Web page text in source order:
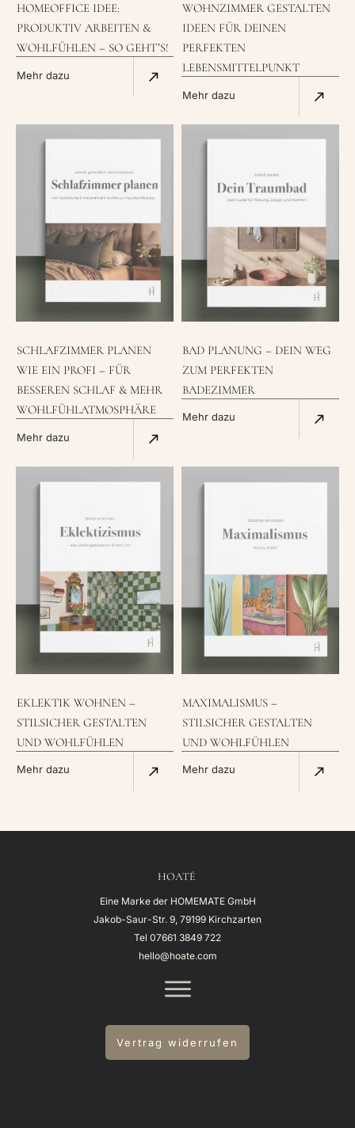
HOMEOFFICE IDEE:
PRODUKTIV ARBEITEN &
WOHLFÜHLEN – SO GEHT’S!
Mehr dazu
WOHNZIMMER GESTALTEN
IDEEN FÜR DEINEN
PERFEKTEN
LEBENSMITTELPUNKT
Mehr dazu
SCHLAFZIMMER PLANEN
WIE EIN PROFI – FÜR
BESSEREN SCHLAF & MEHR
WOHLFÜHLATMOSPHÄRE
Mehr dazu
BAD PLANUNG – DEIN WEG
ZUM PERFEKTEN
BADEZIMMER
Mehr dazu
EKLEKTIK WOHNEN –
STILSICHER GESTALTEN
UND WOHLFÜHLEN
Mehr dazu
MAXIMALISMUS –
STILSICHER GESTALTEN
UND WOHLFÜHLEN
Mehr dazu
HOATÉ
Eine Marke der HOMEMATE GmbH
Jakob-Saur-Str. 9, 79199 Kirchzarten
Tel 07661 3849 722
hello@hoate.com
Vertrag widerrufen